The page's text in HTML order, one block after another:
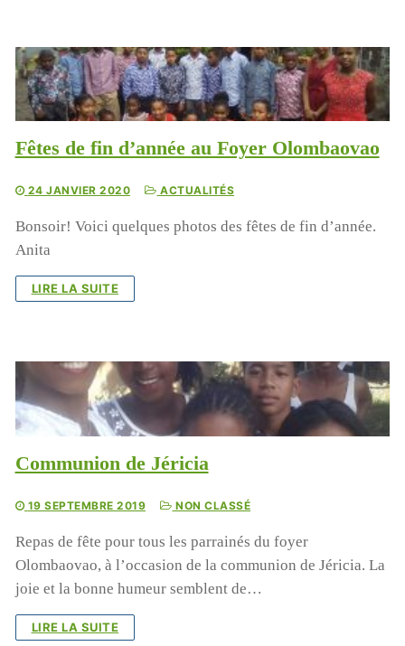
Fêtes de fin d’année au Foyer Olombaovao
24 JANVIER 2020 ACTUALITÉS
Bonsoir! Voici quelques photos des fêtes de fin d’année.
Anita
LIRE LA SUITE
Communion de Jéricia
19 SEPTEMBRE 2019 NON CLASSÉ
Repas de fête pour tous les parrainés du foyer
Olombaovao, à l’occasion de la communion de Jéricia. La
joie et la bonne humeur semblent de…
LIRE LA SUITE